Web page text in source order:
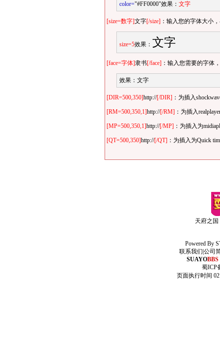
color="#FF0000"效果： 文字
[size=数字]文字[/size] ：输入您的字体大小
size=5效果： 文字
[face=字体]隶书[/face] ：输入您需要的字体
效果： 文字
[DIR=500,350]http://[/DIR] ：为插入
[RM=500,350,1]http://[/RM] ：为插入
[MP=500,350,1]http://[/MP] ：为插入为
[QT=500,350]http://[/QT] ：为插入为Quick
天府之
Powered By
联系我们 公司
SUAYOBBS
蜀ICP
页面执行时间